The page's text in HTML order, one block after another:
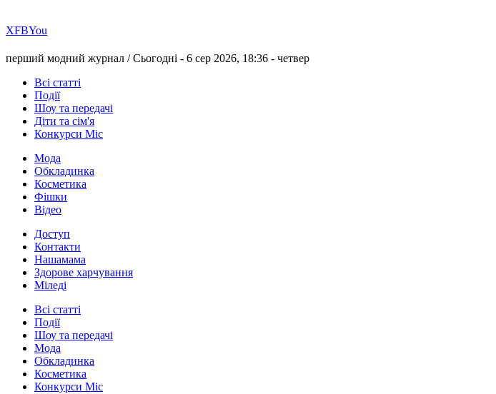
ХFBYou
перший модний журнал /Сьогодні - 6 сер 2026, 18:36 - четвер
Всі статті
Події
Шоу та передачі
Діти та сім'я
Конкурси Міс
Мода
Обкладинка
Косметика
Фішки
Відео
Доступ
Контакти
Нашамама
Здорове харчування
Міледі
Всі статті
Події
Шоу та передачі
Мода
Обкладинка
Косметика
Конкурси Міс